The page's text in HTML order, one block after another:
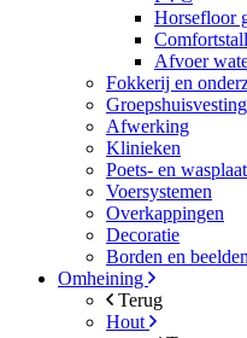
Horsefloor
Comfortstall
Afvoer
Fokkerij en
Groepshuisvesting
Afwerking
Klinieken
Poets- en
Voersystemen
Overkappingen
Decoratie
Borden en beelden
Omheining
Terug
Hout